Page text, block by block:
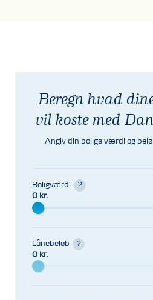
Beregn hvad
vil koste med
Angiv din boligs værdi og
Boligværdi ?
0 kr.
Lånebeløb ?
0 kr.